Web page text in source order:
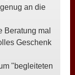
an die
Beratung mal
Geschenk
"begleiteten